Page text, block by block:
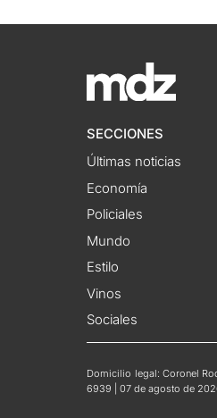
SECCIONES
Últimas noticias
Economía
Policiales
Mundo
Estilo
Vinos
Sociales
Domicilio legal: Coronel
6939 | 07 de agosto de